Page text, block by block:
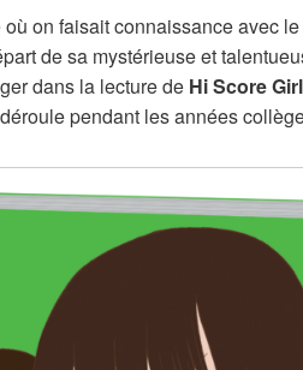
où on faisait connaissance avec
de sa mystérieuse et
dans la lecture de Hi Score Girl
pendant les années